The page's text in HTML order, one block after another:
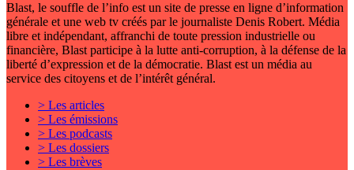
Blast, le souffle de l’info est un site de presse en ligne d’information
générale et une web tv créés par le journaliste Denis Robert. Média
libre et indépendant, affranchi de toute pression industrielle ou
financière, Blast participe à la lutte anti-corruption, à la défense de la
liberté d’expression et de la démocratie. Blast est un média au
service des citoyens et de l’intérêt général.
> Les articles
> Les émissions
> Les podcasts
> Les dossiers
> Les brèves